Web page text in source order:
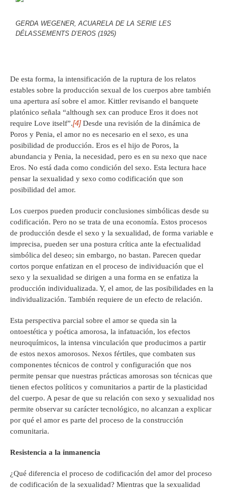
GERDA WEGENER, ACUARELA DE LA SERIE LES
DÉLASSEMENTS D’EROS (1925)
De esta forma, la intensificación de la ruptura de los relatos
estables sobre la producción sexual de los cuerpos abre también
una apertura así sobre el amor. Kittler revisando el banquete
platónico señala “although sex can produce Eros it does not
require Love itself”.[4]Desde una revisión de la dinámica de
Poros y Penia, el amor no es necesario en el sexo, es una
posibilidad de producción. Eros es el hijo de Poros, la
abundancia y Penia, la necesidad, pero es en su nexo que nace
Eros. No está dada como condición del sexo. Esta lectura hace
pensar la sexualidad y sexo como codificación que son
posibilidad del amor.
Los cuerpos pueden producir conclusiones simbólicas desde su
codificación. Pero no se trata de una economía. Estos procesos
de producción desde el sexo y la sexualidad, de forma variable e
imprecisa, pueden ser una postura crítica ante la efectualidad
simbólica del deseo; sin embargo, no bastan. Parecen quedar
cortos porque enfatizan en el proceso de individuación que el
sexo y la sexualidad se dirigen a una forma en se enfatiza la
producción individualizada. Y, el amor, de las posibilidades en la
individualización. También requiere de un efecto de relación.
Esta perspectiva parcial sobre el amor se queda sin la
ontoestética y poética amorosa, la infatuación, los efectos
neuroquímicos, la intensa vinculación que producimos a partir
de estos nexos amorosos. Nexos fértiles, que combaten sus
componentes técnicos de control y configuración que nos
permite pensar que nuestras prácticas amorosas son técnicas que
tienen efectos políticos y comunitarios a partir de la plasticidad
del cuerpo. A pesar de que su relación con sexo y sexualidad nos
permite observar su carácter tecnológico, no alcanzan a explicar
por qué el amor es parte del proceso de la construcción
comunitaria.
Resistencia a la inmanencia
¿Qué diferencia el proceso de codificación del amor del proceso
de codificación de la sexualidad? Mientras que la sexualidad